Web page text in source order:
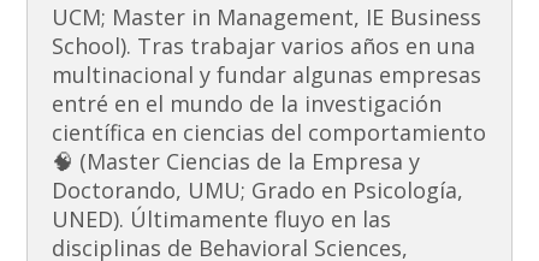
UCM; Master in Management, IE Business
School). Tras trabajar varios años en una
multinacional y fundar algunas empresas
entré en el mundo de la investigación
científica en ciencias del comportamiento
🧠 (Master Ciencias de la Empresa y
Doctorando, UMU; Grado en Psicología,
UNED). Últimamente fluyo en las
disciplinas de Behavioral Sciences,